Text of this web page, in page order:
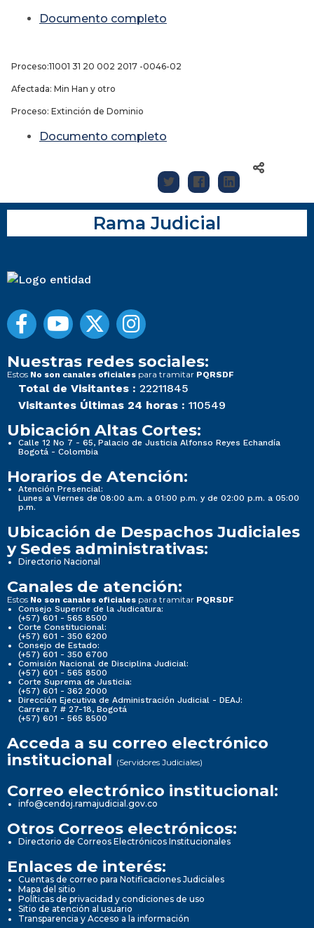
Documento completo
Proceso:11001 31 20 002 2017 -0046-02
Afectada: Min Han y otro
Proceso: Extinción de Dominio
Documento completo
Rama Judicial
Nuestras redes sociales:
Estos No son canales oficiales para tramitar PQRSDF
Total de Visitantes : 22211845
Visitantes Últimas 24 horas : 110549
Ubicación Altas Cortes:
Calle 12 No 7 - 65, Palacio de Justicia Alfonso Reyes Echandía
Bogotá - Colombia
Horarios de Atención:
Atención Presencial:
Lunes a Viernes de 08:00 a.m. a 01:00 p.m. y de 02:00 p.m. a 05:00
p.m.
Ubicación de Despachos Judiciales
y Sedes administrativas:
Directorio Nacional
Canales de atención:
Estos No son canales oficiales para tramitar PQRSDF
Consejo Superior de la Judicatura:
(+57) 601 - 565 8500
Corte Constitucional:
(+57) 601 - 350 6200
Consejo de Estado:
(+57) 601 - 350 6700
Comisión Nacional de Disciplina Judicial:
(+57) 601 - 565 8500
Corte Suprema de Justicia:
(+57) 601 - 362 2000
Dirección Ejecutiva de Administración Judicial - DEAJ:
Carrera 7 # 27-18, Bogotá
(+57) 601 - 565 8500
Acceda a su correo electrónico
institucional (Servidores Judiciales)
Correo electrónico institucional:
info@cendoj.ramajudicial.gov.co
Otros Correos electrónicos:
Directorio de Correos Electrónicos Institucionales
Enlaces de interés:
Cuentas de correo para Notificaciones Judiciales
Mapa del sitio
Políticas de privacidad y condiciones de uso
Sitio de atención al usuario
Transparencia y Acceso a la información